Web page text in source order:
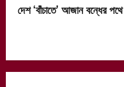
দেশ ‘বাঁচাতে’ আজান বন্ধের পথে